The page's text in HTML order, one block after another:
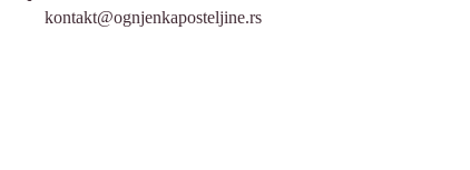
kontakt@ognjenkaposteljine.rs